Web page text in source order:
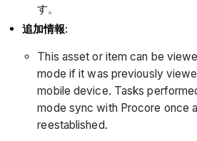
す。
追加情報:
This asset or item can be
mode if it was previously
mobile device. Tasks
mode sync with Procore once
reestablished.